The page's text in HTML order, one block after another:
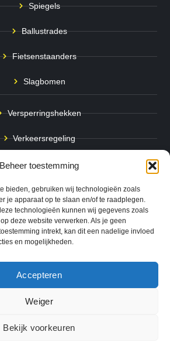
Beheer toestemming
bieden, gebruiken wij technologieën zoals
je apparaat op te slaan en/of te raadplegen.
technologieën kunnen wij gegevens zoals
deze website verwerken. Als je geen
intrekt, kan dit een nadelige invloed
en mogelijkheden.
Accepteren
Weiger
Bekijk voorkeuren
Spiegels
Ballustrades
Fietsenstaanders
Slagbomen
Versperringshekken
Verkeersregeling
Stadspalen
Afzetpalen
Bodemmarkering
& Aanrijbeveiliging
Alle rechten voorbehouden.
|Cookie Voorkeuren